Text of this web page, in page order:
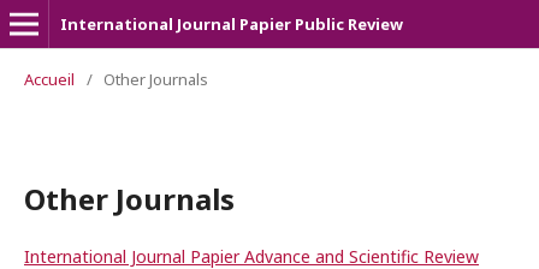
International Journal Papier Public Review
Accueil / Other Journals
Other Journals
International Journal Papier Advance and Scientific Review